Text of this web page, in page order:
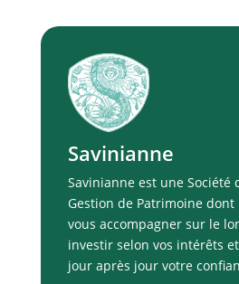
Savinianne
Savinianne est une Société
Gestion de Patrimoine dont
vous accompagner sur le
investir selon vos intérêts
jour après jour votre